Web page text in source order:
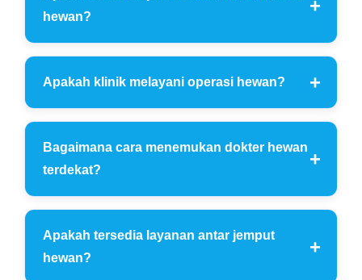
hewan?
Apakah klinik melayani operasi hewan?
Bagaimana cara menemukan dokter hewan
terdekat?
Apakah tersedia layanan antar jemput
hewan?